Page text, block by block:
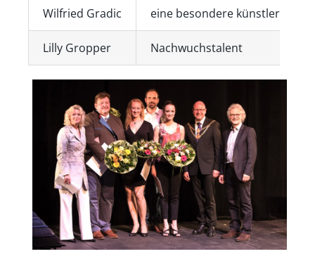
Wilfried Gradic eine besondere künstlerische
Lilly Gropper Nachwuchstalent